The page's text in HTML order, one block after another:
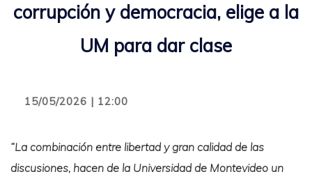
corrupción y democracia, elige a la
UM para dar clase
15/05/2026 | 12:00
“La combinación entre libertad y gran calidad de las
discusiones, hacen de la Universidad de Montevideo un